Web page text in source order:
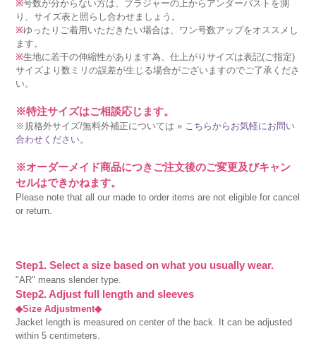
※号数が分からない方は、ブラジャーの上からアンダーバストを測
り、サイズ表と照らし合わせましょう。
※ゆったりご着用いただきたい場合は、ワン号数アップをオススメし
ます。
※生地に若干の伸縮性があります為、仕上がりサイズは表記(ご指定)
サイズより数ミリの誤差が生じる場合がございますのでご了承くださ
い。
※特注サイズはご相談応じます。
※規格外サイズ/無料外補正については » こちらからお気軽にお問い
合わせください。
※オーダーメイド商品につきご注文後のご変更及びキャン
セルはできかねます。
Please note that all our made to order items are not eligible for cancel
or return.
Step1. Select a size based on what you usually wear.
"AR" means slender type.
Step2. Adjust full length and sleeves
◆Size Adjustment◆
Jacket length is measured on center of the back. It can be adjusted
within 5 centimeters.